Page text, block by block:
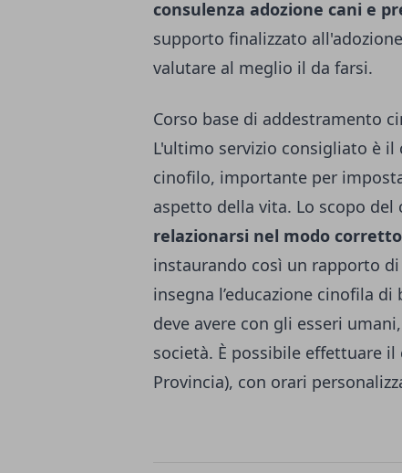
consulenza adozione cani e
supporto finalizzato
valutare al meglio il da farsi.
Corso base di addestramento
L'ultimo servizio consigliato è il
cinofilo, importante per
aspetto della vita. Lo scopo
relazionarsi nel modo
instaurando così un rapporto
insegna l’educazione cinofila
deve avere con gli esseri
società. È possibile effettuare
Provincia), con orari